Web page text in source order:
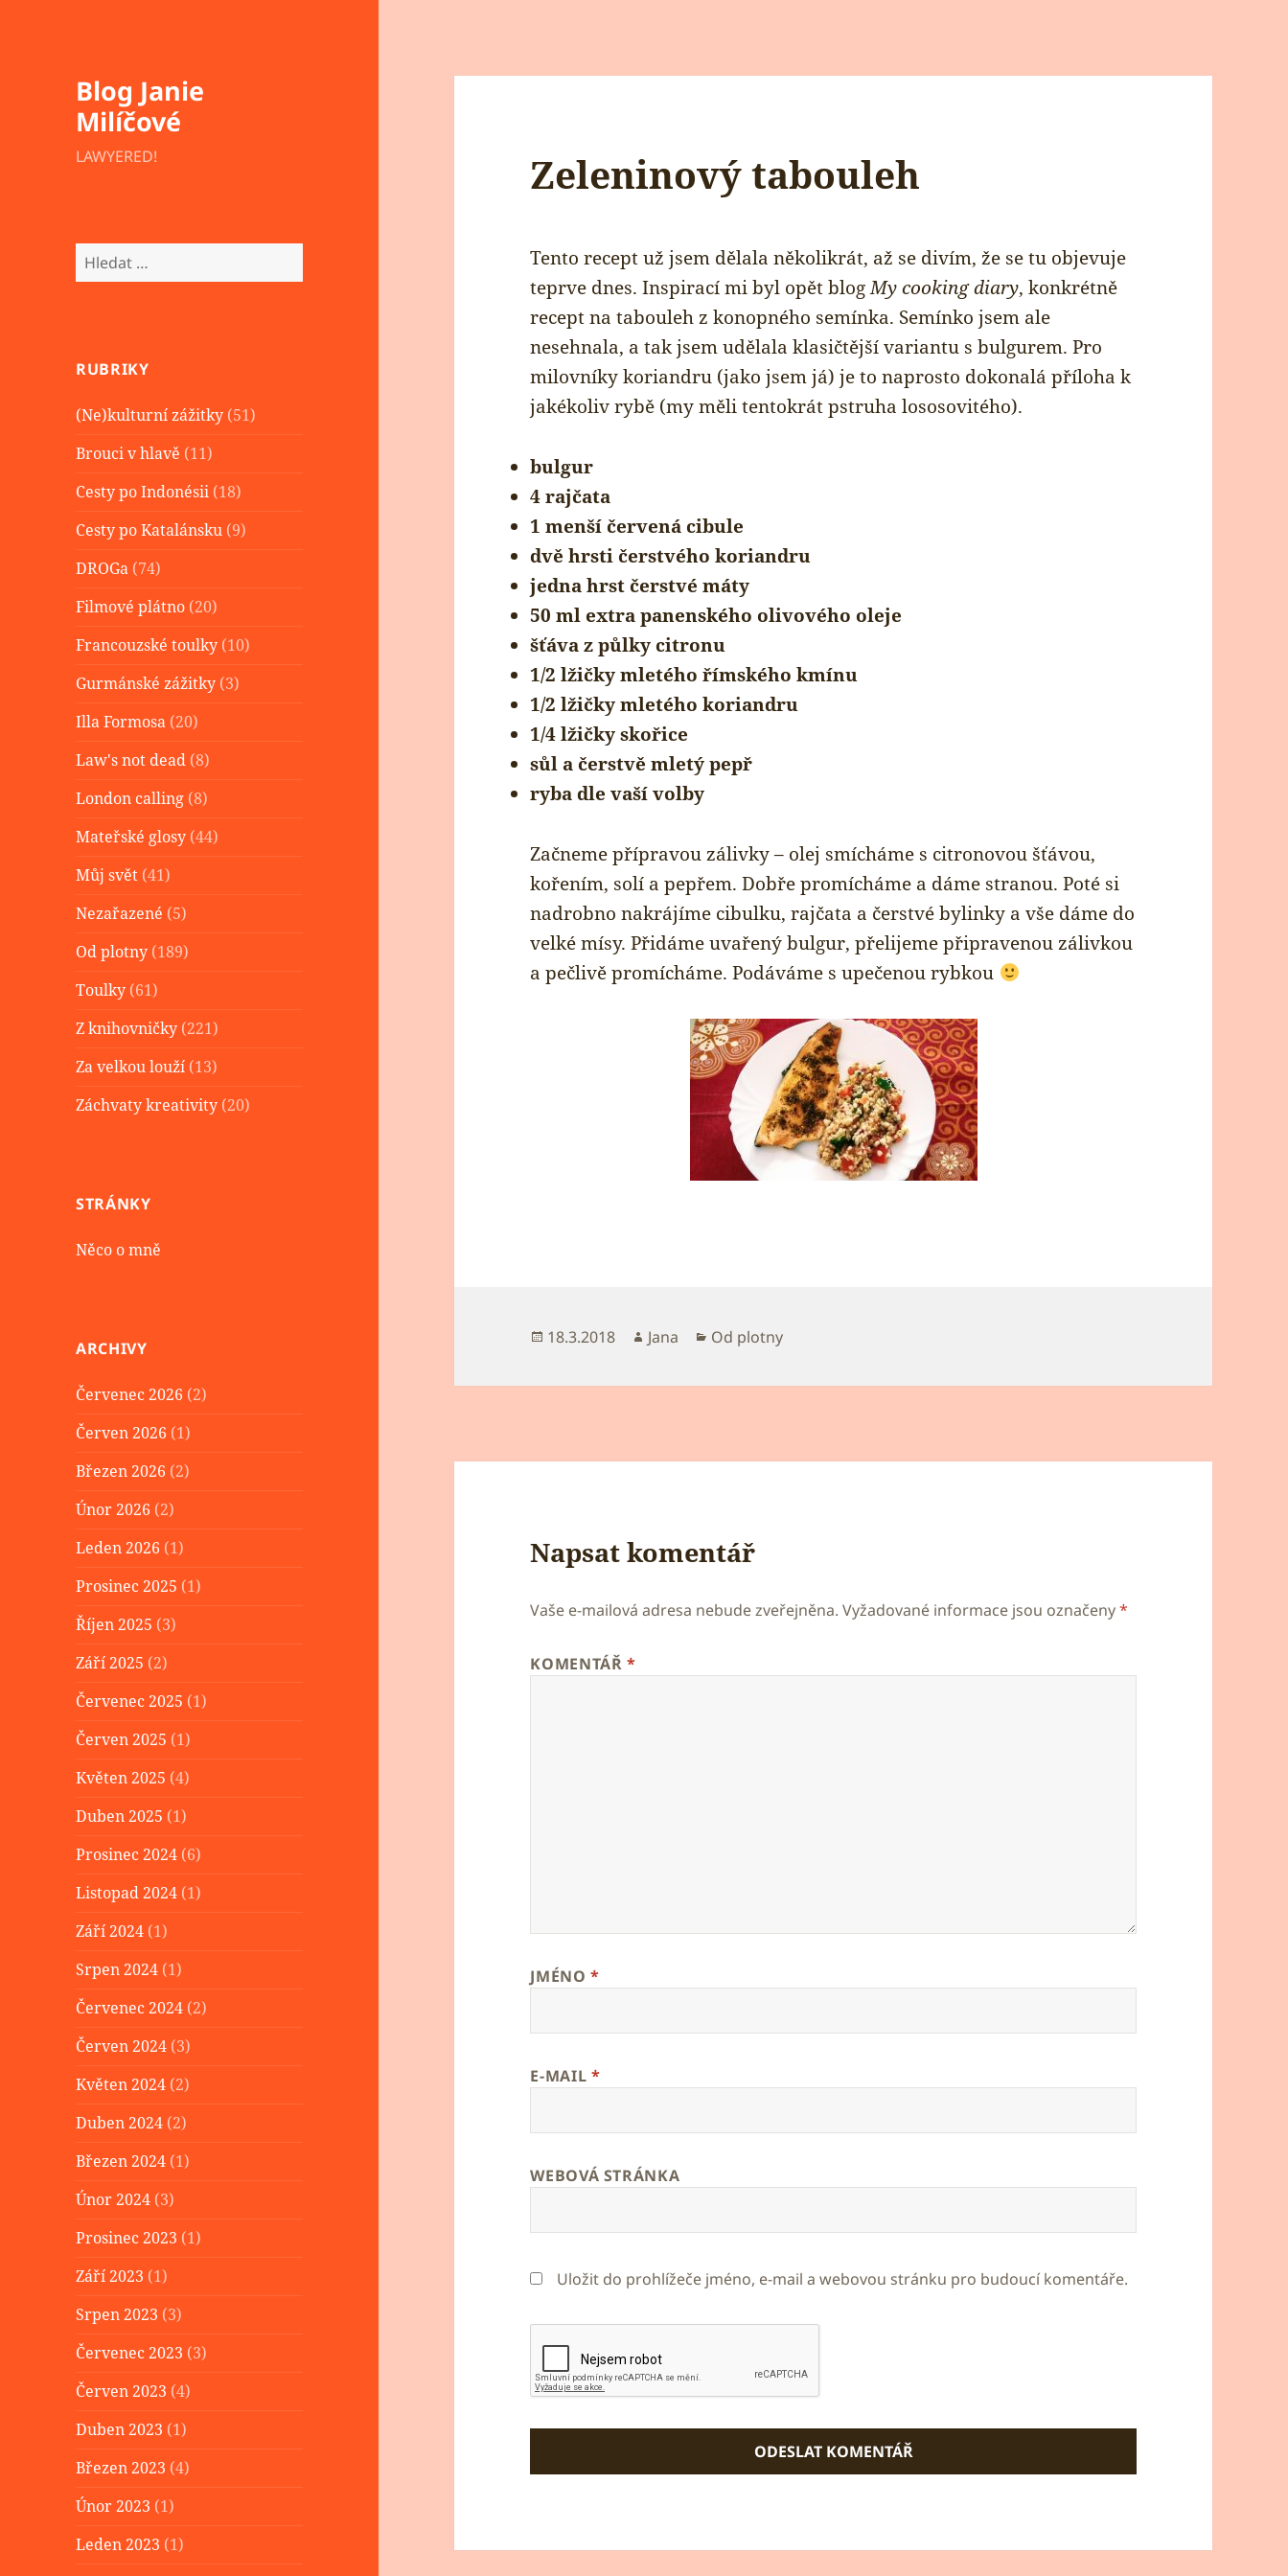
Blog Janie
Milíčové
LAWYERED!
Vyhledávání
RUBRIKY
(Ne)kulturní zážitky (51)
Brouci v hlavě (11)
Cesty po Indonésii (18)
Cesty po Katalánsku (9)
DROGa (74)
Filmové plátno (20)
Francouzské toulky (10)
Gurmánské zážitky (3)
Illa Formosa (20)
Law's not dead (8)
London calling (8)
Mateřské glosy (44)
Můj svět (41)
Nezařazené (5)
Od plotny (189)
Toulky (61)
Z knihovničky (221)
Za velkou louží (13)
Záchvaty kreativity (20)
STRÁNKY
Něco o mně
ARCHIVY
Červenec 2026 (2)
Červen 2026 (1)
Březen 2026 (2)
Únor 2026 (2)
Leden 2026 (1)
Prosinec 2025 (1)
Říjen 2025 (3)
Září 2025 (2)
Červenec 2025 (1)
Červen 2025 (1)
Květen 2025 (4)
Duben 2025 (1)
Prosinec 2024 (6)
Listopad 2024 (1)
Září 2024 (1)
Srpen 2024 (1)
Červenec 2024 (2)
Červen 2024 (3)
Květen 2024 (2)
Duben 2024 (2)
Březen 2024 (1)
Únor 2024 (3)
Prosinec 2023 (1)
Září 2023 (1)
Srpen 2023 (3)
Červenec 2023 (3)
Červen 2023 (4)
Duben 2023 (1)
Březen 2023 (4)
Únor 2023 (1)
Leden 2023 (1)
Zeleninový tabouleh
Tento recept už jsem dělala několikrát, až se divím, že se tu objevuje
teprve dnes. Inspirací mi byl opět blogMy cooking diary, konkrétně
recept na tabouleh z konopného semínka. Semínko jsem ale
nesehnala, a tak jsem udělala klasičtější variantu s bulgurem. Pro
milovníky koriandru (jako jsem já) je to naprosto dokonalá příloha k
jakékoliv rybě (my měli tentokrát pstruha lososovitého).
bulgur
4 rajčata
1 menší červená cibule
dvě hrsti čerstvého koriandru
jedna hrst čerstvé máty
50 ml extra panenského olivového oleje
šťáva z půlky citronu
1/2 lžičky mletého římského kmínu
1/2 lžičky mletého koriandru
1/4 lžičky skořice
sůl a čerstvě mletý pepř
ryba dle vaší volby
Začneme přípravou zálivky – olej smícháme s citronovou šťávou,
kořením, solí a pepřem. Dobře promícháme a dáme stranou. Poté si
nadrobno nakrájíme cibulku, rajčata a čerstvé bylinky a vše dáme do
velké mísy. Přidáme uvařený bulgur, přelijeme připravenou zálivkou
a pečlivě promícháme. Podáváme s upečenou rybkou
Publikováno:
18.3.2018 Autor:
Jana Rubriky:
Od plotny
Napsat komentář
Vaše e-mailová adresa nebude zveřejněna. Vyžadované informace jsou označeny*
KOMENTÁŘ*
JMÉNO*
E-MAIL *
WEBOVÁ STRÁNKA
Uložit do prohlížeče jméno, e-mail a webovou stránku pro budoucí komentáře.